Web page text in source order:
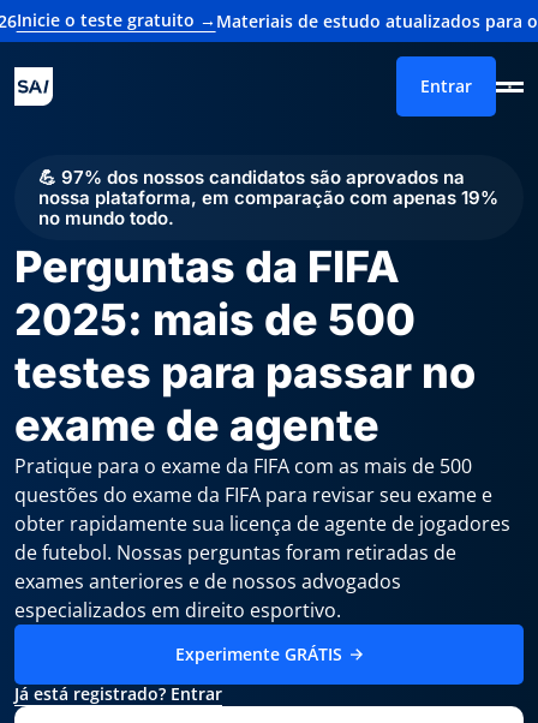
gratuito →Materiais de estudo atualizados para o exame
Entrar
💪 97% dos nossos candidatos são aprovados na
nossa plataforma, em comparação com apenas 19%
no mundo todo.
Perguntas da FIFA
2025: mais de 500
testes para passar no
exame de agente
Pratique para o exame da FIFA com as mais de 500
questões do exame da FIFA para revisar seu exame e
obter rapidamente sua licença de agente de jogadores
de futebol. Nossas perguntas foram retiradas de
exames anteriores e de nossos advogados
especializados em direito esportivo.
Experimente GRÁTIS
Já está registrado? Entrar